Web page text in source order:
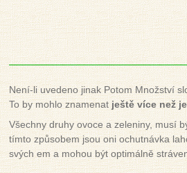
Není-li uvedeno jinak Potom Množství
To by mohlo znamenatještě více než
Všechny druhy ovoce a zeleniny, musí
tímto způsobem jsou oni ochutnávka
svých em a mohou být optimálně